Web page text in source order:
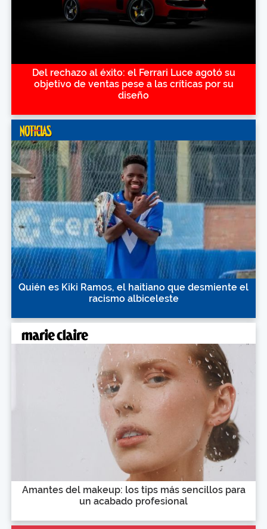
Del rechazo al éxito: el Ferrari Luce agotó su
objetivo de ventas pese a las críticas por su
diseño
Quién es Kiki Ramos, el haitiano que desmiente el
racismo albiceleste
Amantes del makeup: los tips más sencillos para
un acabado profesional